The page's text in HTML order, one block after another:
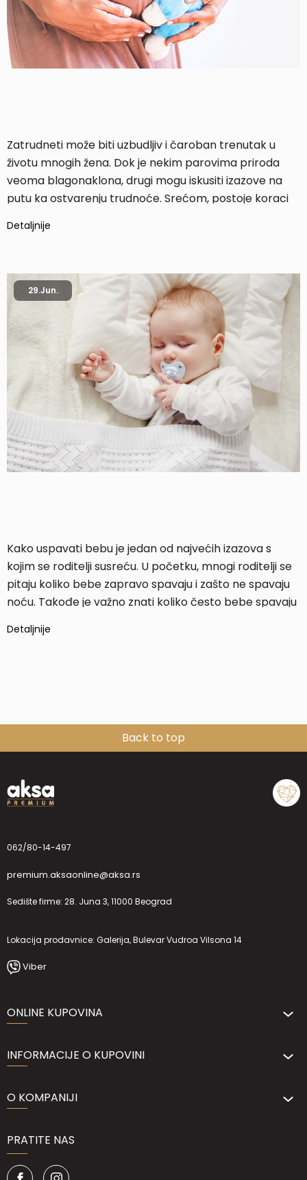
Zatrudneti može biti uzbudljiv i čaroban trenutak u
životu mnogih žena. Dok je nekim parovima priroda
veoma blagonaklona, drugi mogu iskusiti izazove na
putu ka ostvarenju trudnoće. Srećom, postoje koraci
začeće.
Detaljnije
29.Jun.
Kako uspavati bebu je jedan od najvećih izazova s
kojim se roditelji susreću. U početku, mnogi roditelji se
pitaju koliko bebe zapravo spavaju i zašto ne spavaju
noću. Takođe je važno znati koliko često bebe spavaju
bebu.
Detaljnije
Back to top
062/80-14-497
premium.aksaonline@aksa.rs
Sedište firme: 28. Juna 3, 11000 Beograd
Lokacija prodavnice: Galerija, Bulevar Vudroa Vilsona 14
Viber
ONLINE KUPOVINA
INFORMACIJE O KUPOVINI
O KOMPANIJI
PRATITE NAS